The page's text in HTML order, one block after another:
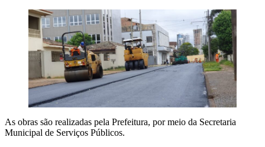
As obras são realizadas pela Prefeitura, por meio da Secretaria
Municipal de Serviços Públicos.